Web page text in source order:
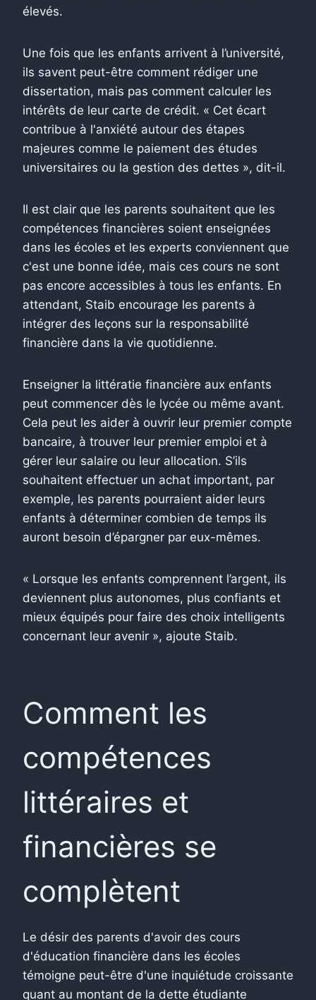
élevés.
Une fois que les enfants arrivent à l’université,
ils savent peut-être comment rédiger une
dissertation, mais pas comment calculer les
intérêts de leur carte de crédit. « Cet écart
contribue à l'anxiété autour des étapes
majeures comme le paiement des études
universitaires ou la gestion des dettes », dit-il.
Il est clair que les parents souhaitent que les
compétences financières soient enseignées
dans les écoles et les experts conviennent que
c'est une bonne idée, mais ces cours ne sont
pas encore accessibles à tous les enfants. En
attendant, Staib encourage les parents à
intégrer des leçons sur la responsabilité
financière dans la vie quotidienne.
Enseigner la littératie financière aux enfants
peut commencer dès le lycée ou même avant.
Cela peut les aider à ouvrir leur premier compte
bancaire, à trouver leur premier emploi et à
gérer leur salaire ou leur allocation. S’ils
souhaitent effectuer un achat important, par
exemple, les parents pourraient aider leurs
enfants à déterminer combien de temps ils
auront besoin d’épargner par eux-mêmes.
« Lorsque les enfants comprennent l’argent, ils
deviennent plus autonomes, plus confiants et
mieux équipés pour faire des choix intelligents
concernant leur avenir », ajoute Staib.
Comment les
compétences
littéraires et
financières se
complètent
Le désir des parents d'avoir des cours
d'éducation financière dans les écoles
témoigne peut-être d'une inquiétude croissante
quant au montant de la dette étudiante